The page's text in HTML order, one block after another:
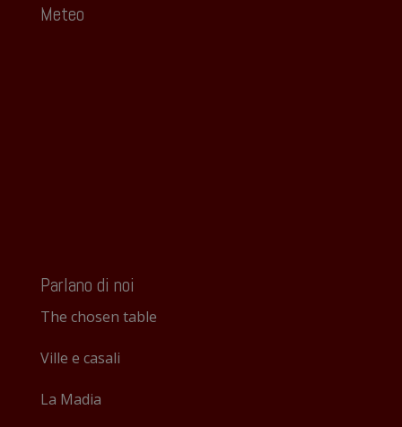
Meteo
Parlano di noi
The chosen table
Ville e casali
La Madia